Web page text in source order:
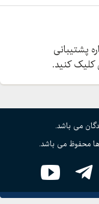
پشتیبانی
می باشد.
محفوظ می باشد.